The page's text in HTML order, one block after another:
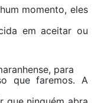
momento, eles
em aceitar ou
para
que faremos. A